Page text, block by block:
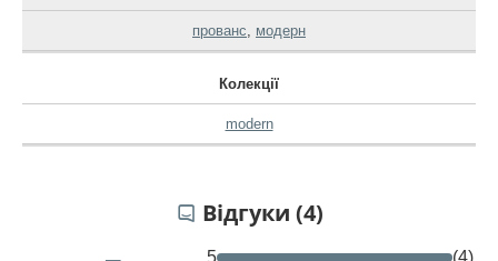
прованс, модерн
Колекції
modern
Відгуки (4)
5
(4)